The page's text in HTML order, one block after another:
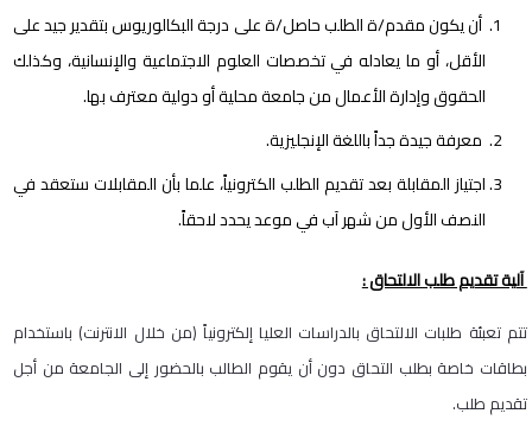
أن يكون مقدم/ة الطلب حاصل/ة على درجة البكالوريوس بتقدير جيد على
الأقل، أو ما يعادله في تخصصات العلوم الاجتماعية والإنسانية، وكذلك
الحقوق وإدارة الأعمال من جامعة محلية أو دولية معترف بها.
معرفة جيدة جداً باللغة الإنجليزية.
اجتياز المقابلة بعد تقديم الطلب الكترونياً، علما بأن المقابلات ستعقد في
النصف الأول من شهر آب في موعد يحدد لاحقاً.
آلية تقديم طلب الالتحاق :
تتم تعبئة طلبات الالتحاق بالدراسات العليا إلكترونياً (من خلال الانترنت) باستخدام
بطاقات خاصة بطلب التحاق دون أن يقوم الطالب بالحضور إلى الجامعة من أجل
تقديم طلب.